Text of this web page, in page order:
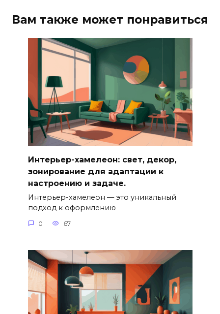
Вам также может понравиться
Интерьер-хамелеон: свет, декор,
зонирование для адаптации к
настроению и задаче.
Интерьер-хамелеон — это уникальный
подход к оформлению
0 67